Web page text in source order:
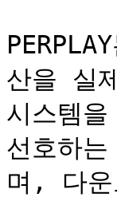
산을 실
시스템
선호하
며, 다